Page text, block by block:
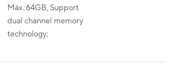
Máx.:64GB, Support
dual channel memory
technology;